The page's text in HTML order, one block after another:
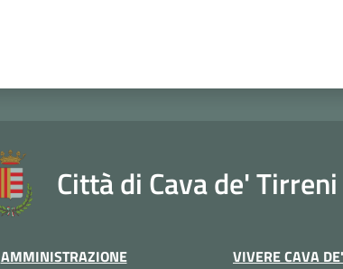
Città di Cava de' Tirreni
AMMINISTRAZIONE VIVERE CAVA